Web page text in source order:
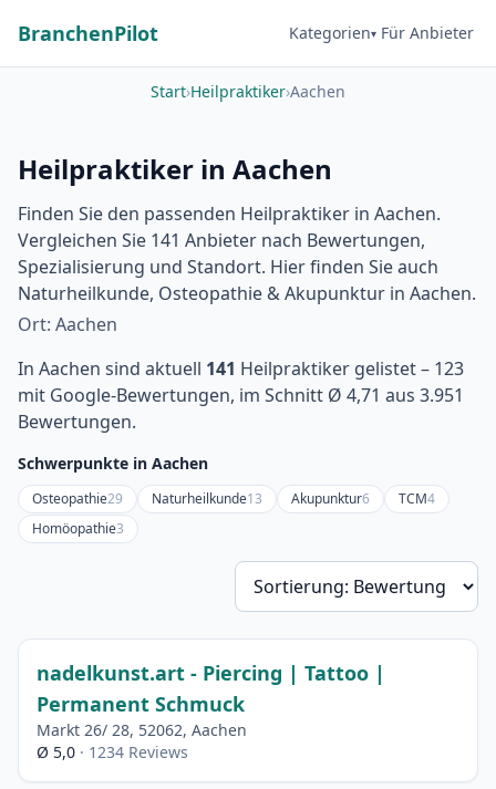
BranchenPilot Kategorien Für Anbieter
Start›Heilpraktiker›Aachen
Heilpraktiker in Aachen
Finden Sie den passenden Heilpraktiker in Aachen.
Vergleichen Sie 141 Anbieter nach Bewertungen,
Spezialisierung und Standort. Hier finden Sie auch
Naturheilkunde, Osteopathie & Akupunktur in Aachen.
Ort: Aachen
In Aachen sind aktuell 141 Heilpraktiker gelistet – 123
mit Google-Bewertungen, im Schnitt Ø 4,71 aus 3.951
Bewertungen.
Schwerpunkte in Aachen
Osteopathie29 Naturheilkunde13 Akupunktur6 TCM4
Homöopathie3
nadelkunst.art - Piercing | Tattoo |
Permanent Schmuck
Markt 26/ 28, 52062, Aachen
Ø 5,0 · 1234 Reviews